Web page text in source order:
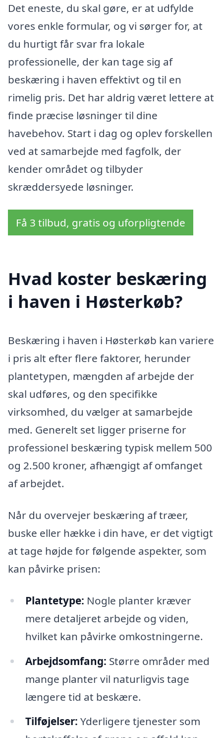
Det eneste, du skal gøre, er at udfylde
vores enkle formular, og vi sørger for, at
du hurtigt får svar fra lokale
professionelle, der kan tage sig af
beskæring i haven effektivt og til en
rimelig pris. Det har aldrig været lettere at
finde præcise løsninger til dine
havebehov. Start i dag og oplev forskellen
ved at samarbejde med fagfolk, der
kender området og tilbyder
skræddersyede løsninger.
Få 3 tilbud, gratis og uforpligtende
Hvad koster beskæring
i haven i Høsterkøb?
Beskæring i haven i Høsterkøb kan variere
i pris alt efter flere faktorer, herunder
plantetypen, mængden af arbejde der
skal udføres, og den specifikke
virksomhed, du vælger at samarbejde
med. Generelt set ligger priserne for
professionel beskæring typisk mellem 500
og 2.500 kroner, afhængigt af omfanget
af arbejdet.
Når du overvejer beskæring af træer,
buske eller hække i din have, er det vigtigt
at tage højde for følgende aspekter, som
kan påvirke prisen:
Plantetype: Nogle planter kræver
mere detaljeret arbejde og viden,
hvilket kan påvirke omkostningerne.
Arbejdsomfang: Større områder med
mange planter vil naturligvis tage
længere tid at beskære.
Tilføjelser: Yderligere tjenester som